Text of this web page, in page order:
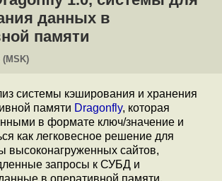
данных в
памяти
(MSK)
системы кэширования и хранения
памяти Dragonfly, которая
в формате ключ/значение и
как легковесное решение для
высоконагруженных сайтов,
запросы к СУБД и
в оперативной памяти.